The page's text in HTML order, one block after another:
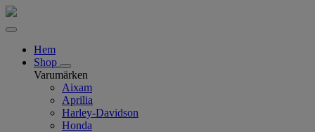
Hem
Shop
Varumärken
Aixam
Aprilia
Harley-Davidson
Honda